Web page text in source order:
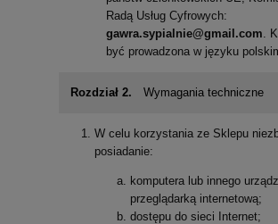
Radą Usług Cyfrowych:
gawra.sypialnie@gmail.com .
być prowadzona w języku
Rozdział 2. Wymagania techniczne
W celu korzystania ze Sklepu
posiadanie:
komputera lub innego
przeglądarką internetową;
dostępu do sieci Internet;